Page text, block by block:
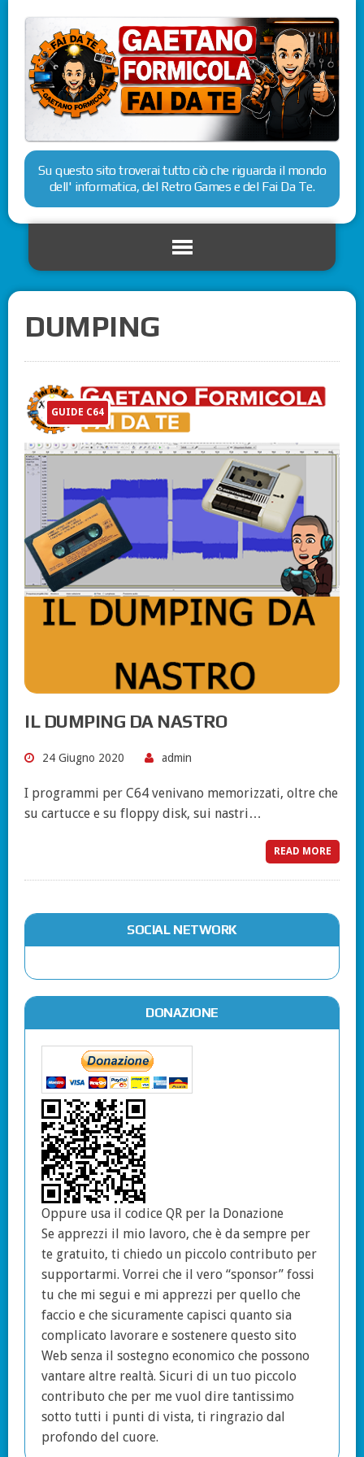
Su questo sito troverai tutto ciò che riguarda il mondo
dell' informatica, del Retro Games e del Fai Da Te.
DUMPING
GUIDE C64
IL DUMPING DA NASTRO
24 Giugno 2020 admin
I programmi per C64 venivano memorizzati, oltre che
su cartucce e su floppy disk, sui nastri…
READ MORE
SOCIAL NETWORK
DONAZIONE
Oppure usa il codice QR per la Donazione
Se apprezzi il mio lavoro, che è da sempre per
te gratuito, ti chiedo un piccolo contributo per
supportarmi. Vorrei che il vero “sponsor” fossi
tu che mi segui e mi apprezzi per quello che
faccio e che sicuramente capisci quanto sia
complicato lavorare e sostenere questo sito
Web senza il sostegno economico che possono
vantare altre realtà. Sicuri di un tuo piccolo
contributo che per me vuol dire tantissimo
sotto tutti i punti di vista, ti ringrazio dal
profondo del cuore.